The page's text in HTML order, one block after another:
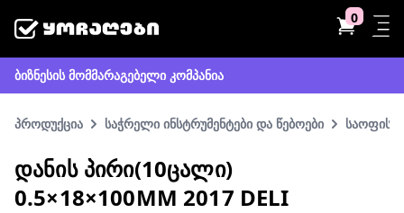
0
ბიზნესის მომმარაგებელი კომპანია
პროდუქცია საჭრელი ინსტრუმენტები და წებოები საოფისე
ᲓᲐᲜᲘᲡ ᲞᲘᲠᲘ(10ᲪᲐᲚᲘ)
0.5×18×100MM 2017 DELI